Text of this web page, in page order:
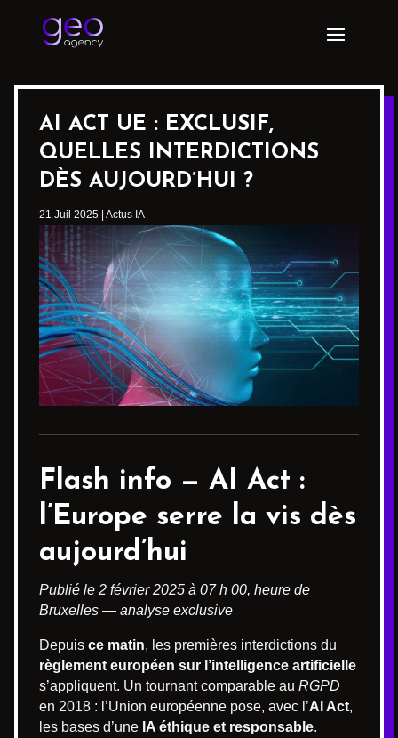
AI ACT UE : EXCLUSIF,
QUELLES INTERDICTIONS
DÈS AUJOURD’HUI ?
21 Juil 2025 Actus IA
Flash info — AI Act :
l’Europe serre la vis dès
aujourd’hui
Publié le 2 février 2025 à 07 h 00, heure de
Bruxelles — analyse exclusive
Depuis ce matin, les premières interdictions du
règlement européen sur l’intelligence artificielle
s’appliquent. Un tournant comparable au RGPD
en 2018 : l’Union européenne pose, avec l’AI Act,
les bases d’une IA éthique et responsable.